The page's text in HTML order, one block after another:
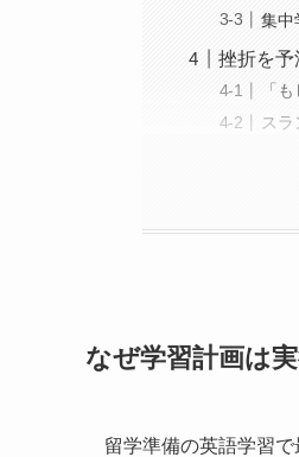
集中
挫折を予
「
ス
なぜ学習計画は
留学準備の英語学習